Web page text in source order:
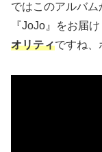
ではこのアルバ
『JoJo』をお届け
オリティですね、